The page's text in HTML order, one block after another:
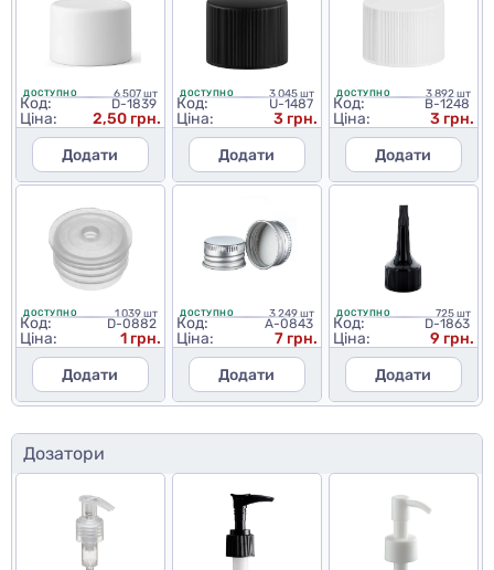
ДОСТУПНО 6 507 шт
Код: D-1839
Ціна:
2,50 грн.
Додати
ДОСТУПНО 3 045 шт
Код: U-1487
Ціна:
3 грн.
Додати
ДОСТУПНО 3 892 шт
Код: B-1248
Ціна:
3 грн.
Додати
ДОСТУПНО 1 039 шт
Код: D-0882
Ціна:
1 грн.
Додати
ДОСТУПНО 3 249 шт
Код: A-0843
Ціна:
7 грн.
Додати
ДОСТУПНО 725 шт
Код: D-1863
Ціна:
9 грн.
Додати
Дозатори